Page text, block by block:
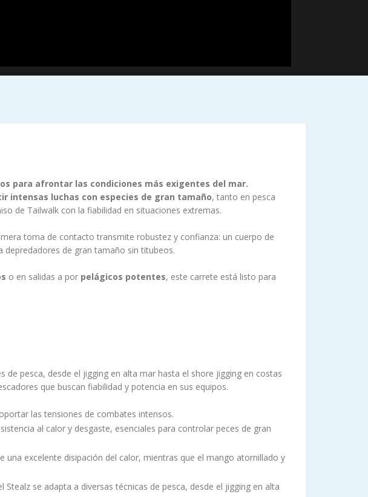
para afrontar las condiciones más exigentes del mar.
intensas luchas con especies de gran tamaño, tanto en pesca
de Tailwalk con la fiabilidad en situaciones extremas.
toma de contacto transmite robustez y confianza: un cuerpo de
de gran tamaño sin titubeos.
o en salidas a por pelágicos potentes, este carrete está listo para
pesca, desde el jigging en alta mar hasta el shore jigging en costas
que buscan fiabilidad y potencia en sus equipos.
las tensiones de combates intensos.
al calor y desgaste, esenciales para controlar peces de gran
una excelente disipación del calor, mientras que el mango atornillado y
se adapta a diversas técnicas de pesca, desde el jigging en alta